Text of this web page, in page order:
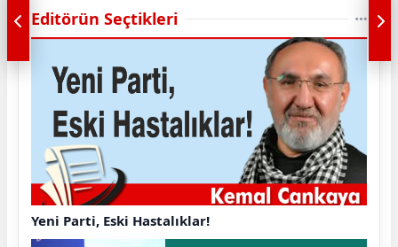
Editörün Seçtikleri
Yeni Parti, Eski Hastalıklar!